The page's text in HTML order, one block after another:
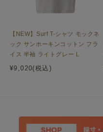
【NEW】Surf T-シャツ モックネ
ック サンホーキンコットン フラ
イス 半袖 ライトグレー L
¥9,020(税込)